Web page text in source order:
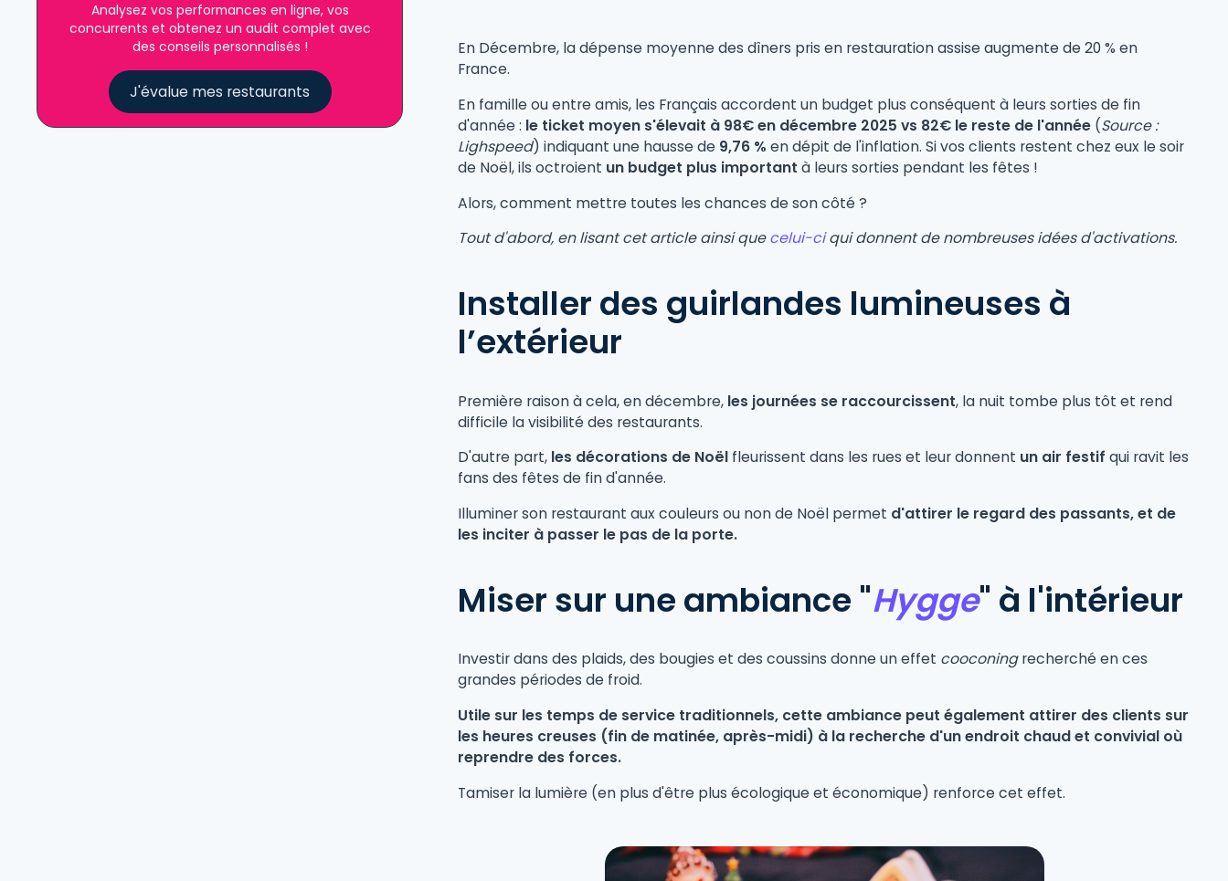
Analysez vos performances en ligne, vos
concurrents et obtenez un audit complet avec
des conseils personnalisés !
J'évalue mes restaurants
En Décembre, la dépense moyenne des dîners pris en restauration assise augmente de 20 % en
France.
En famille ou entre amis, les Français accordent un budget plus conséquent à leurs sorties de fin
d'année : le ticket moyen s'élevait à 98€ en décembre 2025 vs 82€ le reste de l'année (Source :
Lighspeed) indiquant une hausse de 9,76 % en dépit de l'inflation. Si vos clients restent chez eux le soir
de Noël, ils octroient un budget plus important à leurs sorties pendant les fêtes !
Alors, comment mettre toutes les chances de son côté ?
Tout d'abord, en lisant cet article ainsi quecelui-ciqui donnent de nombreuses idées d'activations.
Installer des guirlandes lumineuses à
l’extérieur
Première raison à cela, en décembre, les journées se raccourcissent, la nuit tombe plus tôt et rend
difficile la visibilité des restaurants.
D'autre part, les décorations de Noël fleurissent dans les rues et leur donnent un air festifqui ravit les
fans des fêtes de fin d'année.
Illuminer son restaurant aux couleurs ou non de Noël permet d'attirer le regard des passants, et de
les inciter à passer le pas de la porte.
Miser sur une ambiance "Hygge" à l'intérieur
Investir dans des plaids, des bougies et des coussins donne un effet cooconingrecherché en ces
grandes périodes de froid.
Utile sur les temps de service traditionnels, cette ambiance peut également attirer des clients sur
les heures creuses (fin de matinée, après-midi) à la recherche d'un endroit chaud et convivial où
reprendre des forces.
Tamiser la lumière (en plus d'être plus écologique et économique) renforce cet effet.